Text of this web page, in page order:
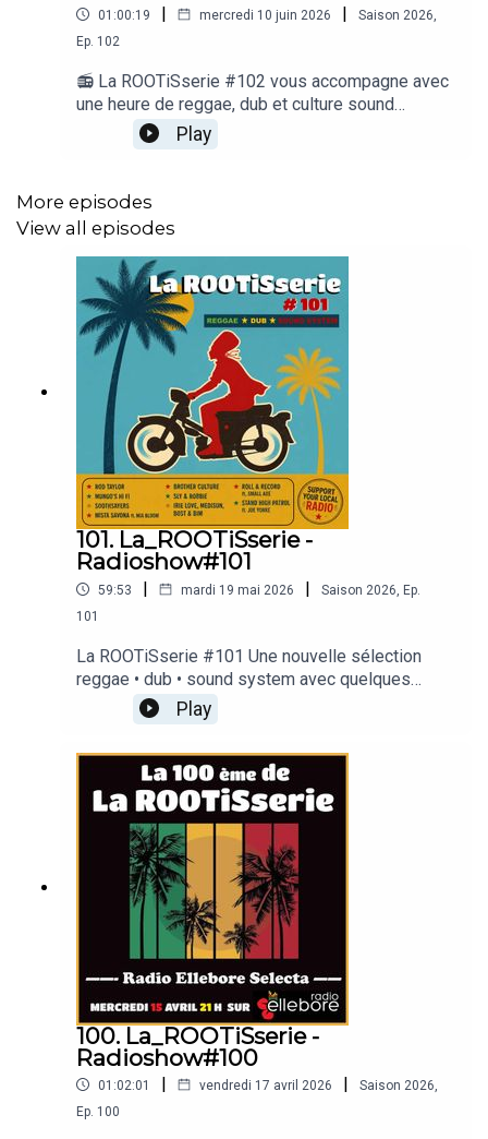
01:00:19 | mercredi 10 juin 2026 | Saison 2026
Ep. 102
📻 La ROOTiSserie #102 vous accompagne avec
une heure de reggae, dub et culture sound
system. Au programme ce mois-ci : des
rééditions roots incontournables, des productions
pépites fraîchement sorties des bacs.Une
sélection à écouter et a réécouter pendant les mi-
temps, les pauses fraîcheur… ou simplement
quand vous avez besoin d'un peu de Jamaïque
dans les oreilles. 📻⚽💛💚❤️The Viceroys,
Stephen Marley, Marcus Gad, Young Kulcha,
Protoje, Sr. Wilson & The Soul Adventurers, Lewis
Bennett feat. Sista Oona, Jô & Little Lion Sound,
UFO Collective...🔊 Support your local radio
!#LaROOTiSserie #RadioEllebore #Reggae
#Dub #SoundSystem #PauseFraicheur #Protoje
#StephenMarley #MarcusGad #Chamberyradio-
ellebore.comFM 105.9Dab+6D canal Chambéry
Play
More episodes
View all episodes
101. La_ROOTiSserie -
Radioshow#101
59:53 | mardi 19 mai 2026 | Saison 2026 Ep.
101
La ROOTiSserie #101 Une nouvelle sélection
reggae • dub • sound system avec quelques
belles sorties récentes et pas mal de bonnes
vibrations Au programme :Rod Taylor • Mungo's Hi
• Sly & Robbie • Stand High Patrol … et quelques
grosses vibes de plus.radio-ellebore.comFM
105.9Dab+6D canal Chambéry
Play
100. La_ROOTiSserie -
Radioshow#100
01:02:01 | vendredi 17 avril 2026 | Saison 2026
Ep. 100